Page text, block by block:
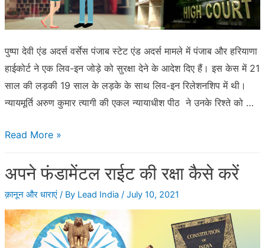
उसकी
पुष्पा देवी एंड अदर्स वर्सेस पंजाब स्टेट एंड अदर्स मामले में पंजाब और हरियाणा
हाईकोर्ट ने एक लिव-इन जोड़े को सुरक्षा देने के आदेश दिए हैं। इस केस में 21
साल की लड़की 19 साल के लड़के के साथ लिव-इन रिलेशनशिप में थी।
न्यायमूर्ति अरुण कुमार त्यागी की एकल न्यायाधीश पीठ ने उनके रिश्ते को …
बालिग़
तो
सकते
हैं
लिव-
Read More »
अपने फंडामेंटल राईट की रक्षा कैसे करें
क़ानून और धाराएं/ By Lead India / July 10, 2021